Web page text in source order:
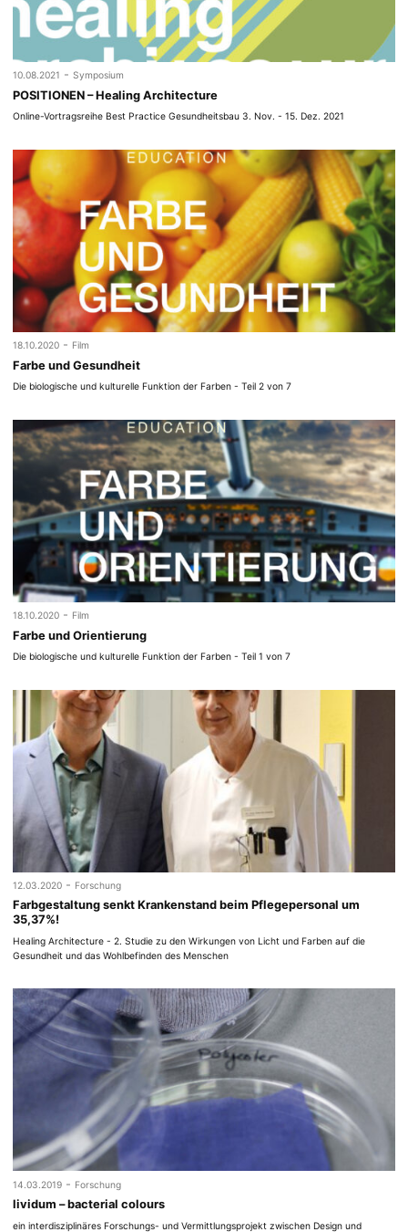
10.08.2021 - Symposium
POSITIONEN – Healing Architecture
Online-Vortragsreihe Best Practice Gesundheitsbau 3. Nov. - 15. Dez. 2021
18.10.2020 - Film
Farbe und Gesundheit
Die biologische und kulturelle Funktion der Farben - Teil 2 von 7
18.10.2020 - Film
Farbe und Orientierung
Die biologische und kulturelle Funktion der Farben - Teil 1 von 7
12.03.2020 - Forschung
Farbgestaltung senkt Krankenstand beim Pflegepersonal um
35,37%!
Healing Architecture - 2. Studie zu den Wirkungen von Licht und Farben auf die
Gesundheit und das Wohlbefinden des Menschen
14.03.2019 - Forschung
lividum – bacterial colours
ein interdisziplinäres Forschungs- und Vermittlungsprojekt zwischen Design und